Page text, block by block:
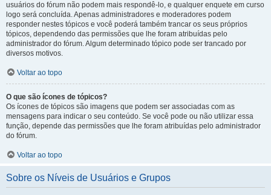
usuários do fórum não podem mais respondê-lo, e qualquer enquete em curso
logo será concluída. Apenas administradores e moderadores podem
responder nestes tópicos e você poderá também trancar os seus próprios
tópicos, dependendo das permissões que lhe foram atribuídas pelo
administrador do fórum. Algum determinado tópico pode ser trancado por
diversos motivos.
Voltar ao topo
O que são ícones de tópicos?
Os ícones de tópicos são imagens que podem ser associadas com as
mensagens para indicar o seu conteúdo. Se você pode ou não utilizar essa
função, depende das permissões que lhe foram atribuídas pelo administrador
do fórum.
Voltar ao topo
Sobre os Níveis de Usuários e Grupos